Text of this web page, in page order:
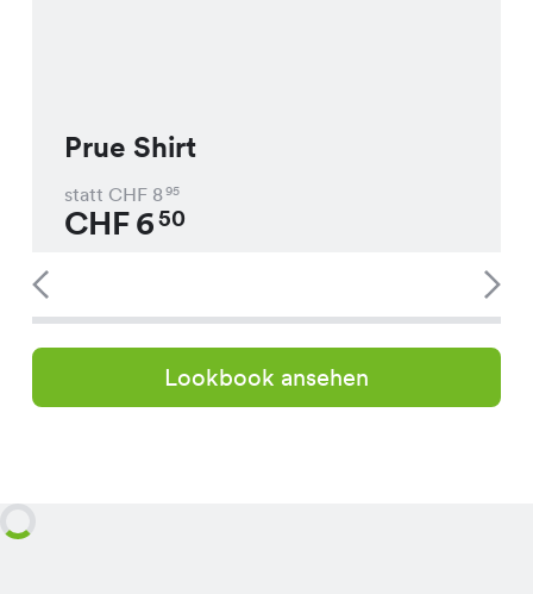
Prue Shirt
statt CHF 895
CHF650
Lookbook ansehen